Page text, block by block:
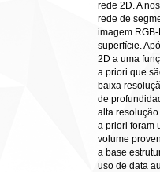
rede 2D. A
rede de
imagem
superfície.
2D a uma
a priori que
baixa
de
alta
a priori foram
volume
a base
uso de data